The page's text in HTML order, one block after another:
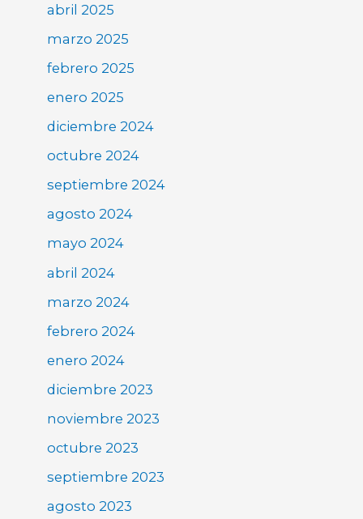
abril 2025
marzo 2025
febrero 2025
enero 2025
diciembre 2024
octubre 2024
septiembre 2024
agosto 2024
mayo 2024
abril 2024
marzo 2024
febrero 2024
enero 2024
diciembre 2023
noviembre 2023
octubre 2023
septiembre 2023
agosto 2023